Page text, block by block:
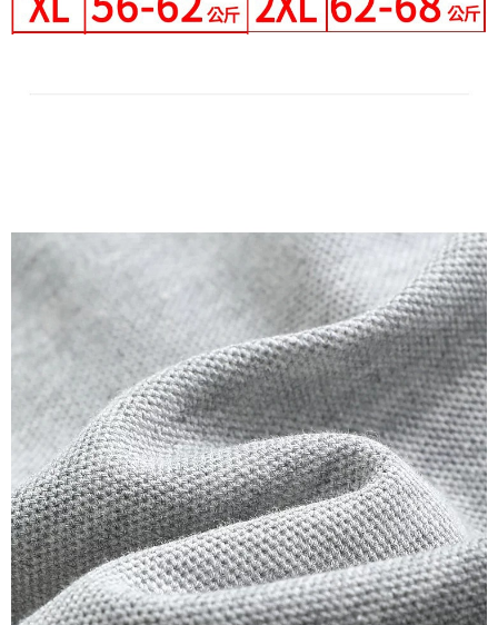
【注意事項】
５．嚴禁一人註冊多個帳號或使用他人資訊註冊。若發現惡意使用之情形，
恩沛科技股份有限公司將有權停止該用戶之使用額度並採取法律行動。
付款後萊爾富取貨
每筆NT$80，滿NT$699(含以上)免運費
每筆NT$70，滿NT$699(含以上)免運費
離島-郵局寄送
每筆NT$90，滿NT$699(含以上)免運費